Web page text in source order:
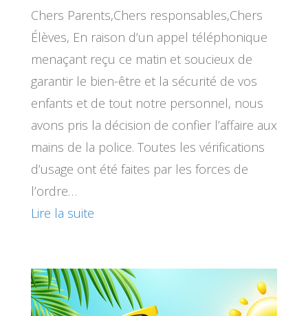
Chers Parents,Chers responsables,Chers
Élèves, En raison d’un appel téléphonique
menaçant reçu ce matin et soucieux de
garantir le bien-être et la sécurité de vos
enfants et de tout notre personnel, nous
avons pris la décision de confier l’affaire aux
mains de la police. Toutes les vérifications
d’usage ont été faites par les forces de
l’ordre…
Lire la suite